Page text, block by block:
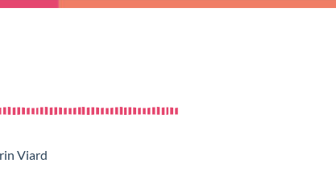
Viard